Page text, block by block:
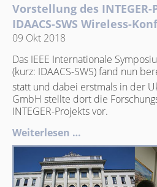
Vorstellung des
IDAACS-SWS Wireless-
09 Okt 2018
Das IEEE Internationale
(kurz: IDAACS-SWS) fand nun
statt und dabei erstmals in der
GmbH stellte dort die
INTEGER-Projekts vor.
Weiterlesen …